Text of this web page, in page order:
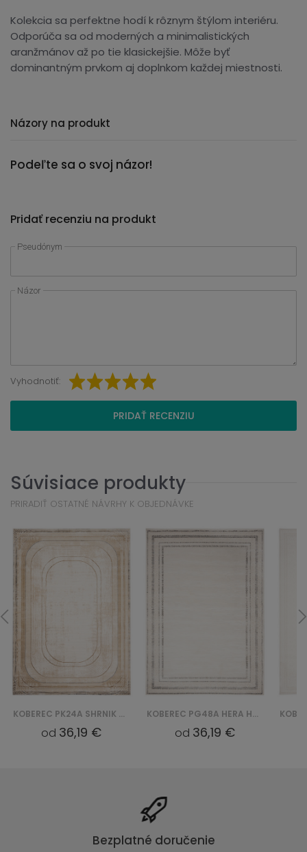
Kolekcia sa perfektne hodí k rôznym štýlom interiéru.
Odporúča sa od moderných a minimalistických
aranžmánov až po tie klasickejšie. Môže byť
dominantným prvkom aj doplnkom každej miestnosti.
Názory na produkt
Podeľte sa o svoj názor!
Pridať recenziu na produkt
Pseudónym
Názor
Vyhodnotiť:
PRIDAŤ RECENZIU
Súvisiace produkty
PRIRADIŤ OSTATNÉ NÁVRHY K OBJEDNÁVKE
KOBEREC PK24A SHRNIK HERA HBV - KREMOWY
od 36,19 €
KOBEREC PG48A HERA HBV - BIAŁY
od 36,19 €
Bezplatné doručenie